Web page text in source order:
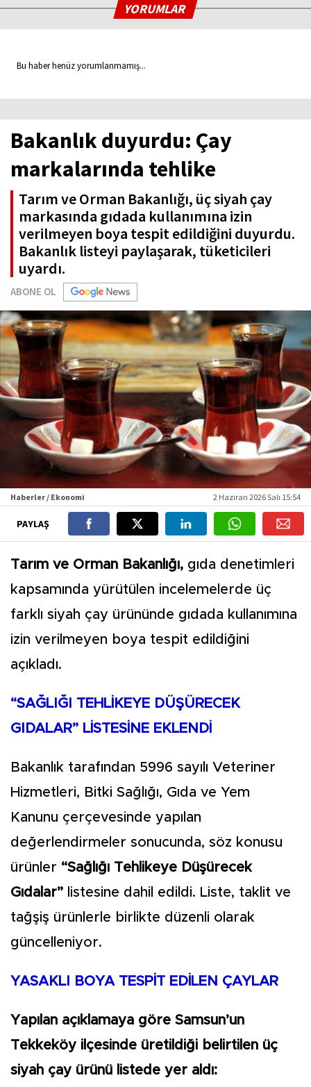
YORUMLAR
Bu haber henüz yorumlanmamış...
Bakanlık duyurdu: Çay
markalarında tehlike
Tarım ve Orman Bakanlığı, üç siyah çay
markasında gıdada kullanımına izin
verilmeyen boya tespit edildiğini duyurdu.
Bakanlık listeyi paylaşarak, tüketicileri
uyardı.
ABONE OL
Haberler / Ekonomi 2 Haziran 2026 Salı 15:54
PAYLAŞ
Tarım ve Orman Bakanlığı, gıda denetimleri
kapsamında yürütülen incelemelerde üç
farklı siyah çay ürününde gıdada kullanımına
izin verilmeyen boya tespit edildiğini
açıkladı.
“SAĞLIĞI TEHLİKEYE DÜŞÜRECEK
GIDALAR” LİSTESİNE EKLENDİ
Bakanlık tarafından 5996 sayılı Veteriner
Hizmetleri, Bitki Sağlığı, Gıda ve Yem
Kanunu çerçevesinde yapılan
değerlendirmeler sonucunda, söz konusu
ürünler “Sağlığı Tehlikeye Düşürecek
Gıdalar” listesine dahil edildi. Liste, taklit ve
tağşiş ürünlerle birlikte düzenli olarak
güncelleniyor.
YASAKLI BOYA TESPİT EDİLEN ÇAYLAR
Yapılan açıklamaya göre Samsun’un
Tekkeköy ilçesinde üretildiği belirtilen üç
siyah çay ürünü listede yer aldı: